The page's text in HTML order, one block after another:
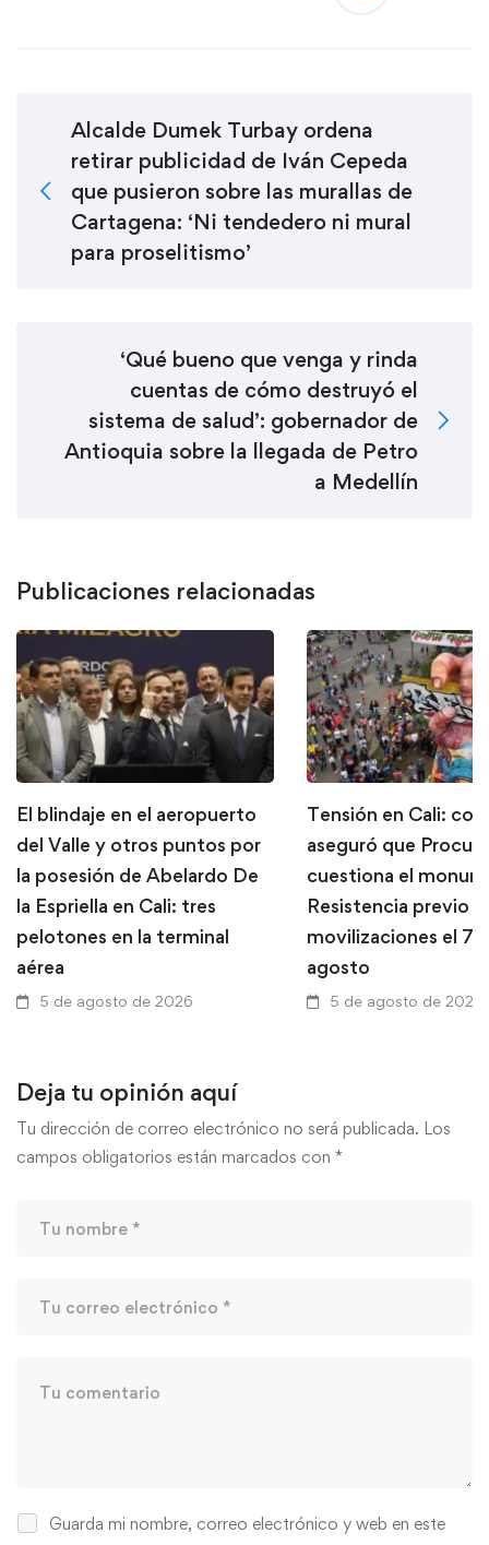
Alcalde Dumek Turbay ordena
retirar publicidad de Iván Cepeda
que pusieron sobre las murallas de
Cartagena: ‘Ni tendedero ni mural
para proselitismo’
‘Qué bueno que venga y rinda
cuentas de cómo destruyó el
sistema de salud’: gobernador de
Antioquia sobre la llegada de Petro
a Medellín
Publicaciones relacionadas
El blindaje en el aeropuerto
del Valle y otros puntos por
la posesión de Abelardo De
la Espriella en Cali: tres
pelotones en la terminal
aérea
5 de agosto de 2026
Tensión en Cali:
aseguró que
cuestiona el
Resistencia previo a
movilizaciones el 7
agosto
5 de agosto de 2026
Deja tu opinión aquí
Tu dirección de correo electrónico no será publicada. Los
campos obligatorios están marcados con *
Guarda mi nombre, correo electrónico y web en este